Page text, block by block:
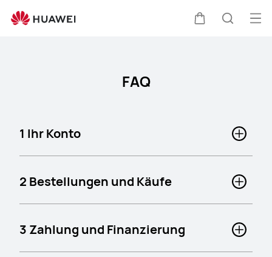
FAQ
1 Ihr Konto
2 Bestellungen und Käufe
3 Zahlung und Finanzierung